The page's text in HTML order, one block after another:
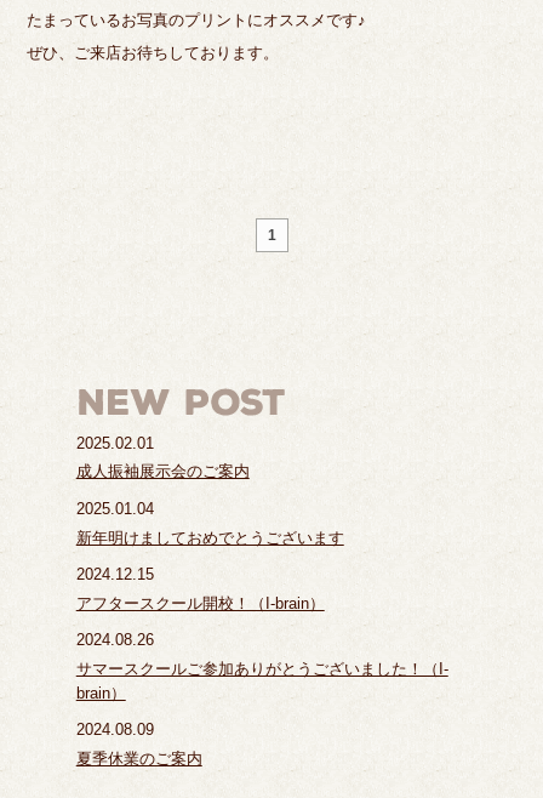
たまっているお写真のプリントにオススメです♪
ぜひ、ご来店お待ちしております。
1
2025.02.01
成人振袖展示会のご案内
2025.01.04
新年明けましておめでとうございます
2024.12.15
アフタースクール開校！（I-brain）
2024.08.26
サマースクールご参加ありがとうございました！（I-
brain）
2024.08.09
夏季休業のご案内